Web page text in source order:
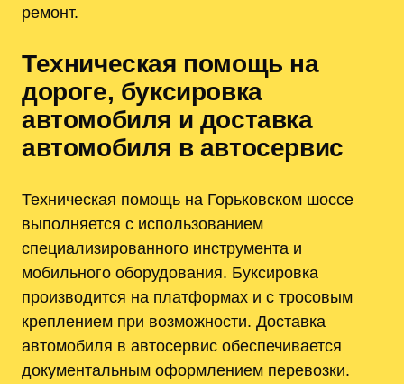
ремонт.
Техническая помощь на
дороге, буксировка
автомобиля и доставка
автомобиля в автосервис
Техническая помощь на Горьковском шоссе
выполняется с использованием
специализированного инструмента и
мобильного оборудования. Буксировка
производится на платформах и с тросовым
креплением при возможности. Доставка
автомобиля в автосервис обеспечивается
документальным оформлением перевозки.